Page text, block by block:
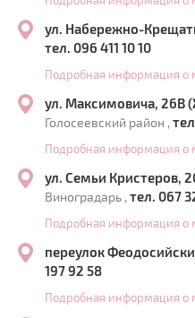
ул. Набережно-
тел. 096 411 10 10
Подробная информация о
ул. Максимовича, 26В
Голосеевский район ,
Подробная информация о
ул. Семьи Кристеров,
Виноградарь , тел. 067
Подробная информация о
переулок
197 92 58
Подробная информация о